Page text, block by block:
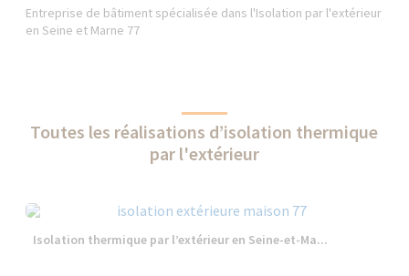
Entreprise de bâtiment spécialisée dans l'Isolation par l'extérieur
en Seine et Marne 77
Toutes les réalisations d’isolation thermique
par l'extérieur
Isolation thermique par l’extérieur en Seine-et-Ma...